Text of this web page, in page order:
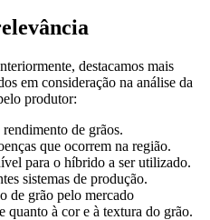
destacamos mais
em consideração na análise da
produtor:
de grãos.
que ocorrem na região.
para o híbrido a ser utilizado.
sistemas de produção.
de grão pelo mercado
quanto à cor e à textura do grão.